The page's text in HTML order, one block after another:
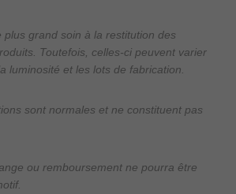
plus grand soin à la restitution des
Toutefois, celles-ci peuvent varier
luminosité et les lots de fabrication.
sont normales et ne constituent pas
ou remboursement ne pourra être